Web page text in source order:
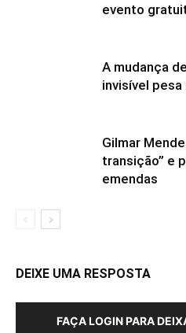
evento
A mudança
invisível pesa
Gilmar
transição” e
emendas
DEIXE UMA RESPOSTA
FAÇA LOGIN PARA